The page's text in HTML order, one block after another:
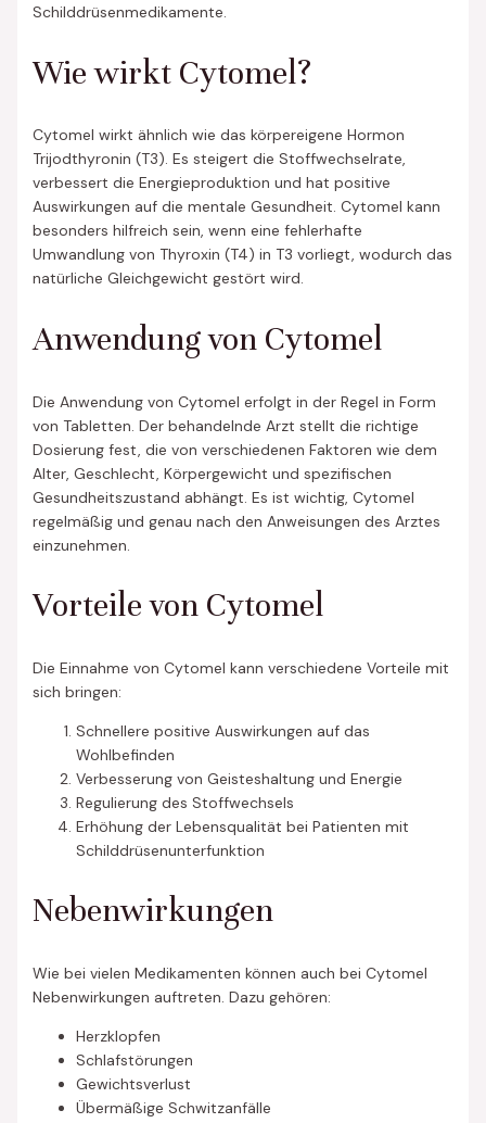
Schilddrüsenmedikamente.
Wie wirkt Cytomel?
Cytomel wirkt ähnlich wie das körpereigene Hormon
Trijodthyronin (T3). Es steigert die Stoffwechselrate,
verbessert die Energieproduktion und hat positive
Auswirkungen auf die mentale Gesundheit. Cytomel kann
besonders hilfreich sein, wenn eine fehlerhafte
Umwandlung von Thyroxin (T4) in T3 vorliegt, wodurch das
natürliche Gleichgewicht gestört wird.
Anwendung von Cytomel
Die Anwendung von Cytomel erfolgt in der Regel in Form
von Tabletten. Der behandelnde Arzt stellt die richtige
Dosierung fest, die von verschiedenen Faktoren wie dem
Alter, Geschlecht, Körpergewicht und spezifischen
Gesundheitszustand abhängt. Es ist wichtig, Cytomel
regelmäßig und genau nach den Anweisungen des Arztes
einzunehmen.
Vorteile von Cytomel
Die Einnahme von Cytomel kann verschiedene Vorteile mit
sich bringen:
Schnellere positive Auswirkungen auf das
Wohlbefinden
Verbesserung von Geisteshaltung und Energie
Regulierung des Stoffwechsels
Erhöhung der Lebensqualität bei Patienten mit
Schilddrüsenunterfunktion
Nebenwirkungen
Wie bei vielen Medikamenten können auch bei Cytomel
Nebenwirkungen auftreten. Dazu gehören:
Herzklopfen
Schlafstörungen
Gewichtsverlust
Übermäßige Schwitzanfälle